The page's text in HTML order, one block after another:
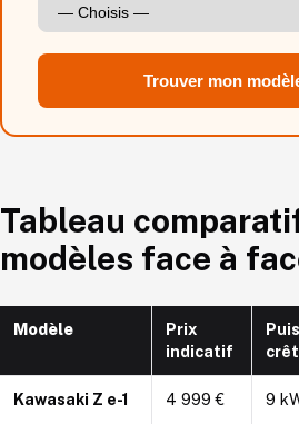
Trouver mon
Tableau
modèles face à
Modèle
Prix
indicatif
Kawasaki Z e-1 4 999 € 9